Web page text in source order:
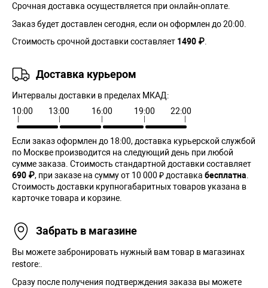
Срочная доставка осуществляется при онлайн-оплате.
Заказ будет доставлен сегодня, если он оформлен до 20:00.
Стоимость срочной доставки составляет 1490 ₽
Доставка курьером
Интервалы доставки в пределах МКАД:
10:00
13:00 16:00 19:00 22:00
Если заказ оформлен до 18:00, доставка курьерской службой
по Москве производится на следующий день при любой
сумме заказа. Cтоимость стандартной доставки составляет
690 ₽, при заказе на сумму от 10 000 ₽ доставка бесплатна
Стоимость доставки крупногабаритных товаров указана в
карточке товара и корзине.
Забрать в магазине
Вы можете забронировать нужный вам товар в магазинах
restore:.
Сразу после получения подтверждения заказа вы можете